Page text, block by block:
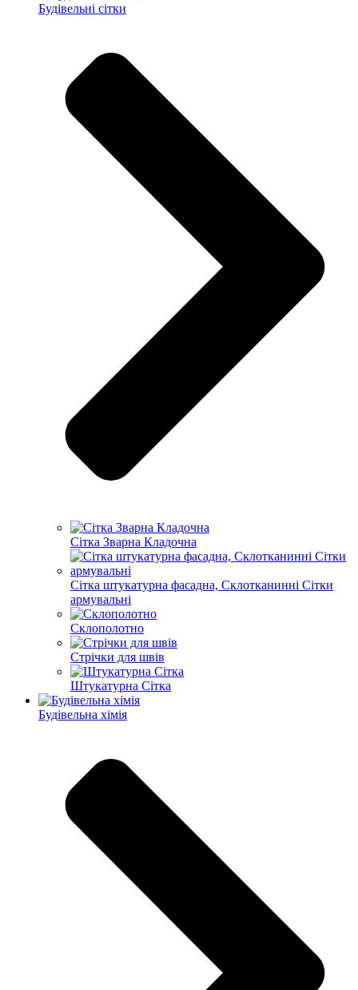
Будівельні сітки
Сітка Зварна Кладочна
Сітка штукатурна фасадна, Склотканинні Сітки
армувальні
Склополотно
Стрічки для швів
Штукатурна Сітка
Будівельна хімія